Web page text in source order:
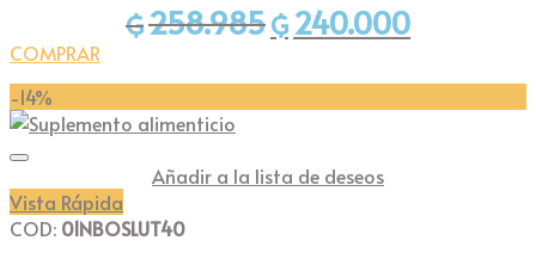
₲258.985 El
precio
₲240.000El
precio
COMPRAR
-14%
Añadir a la lista de deseos
Vista Rápida
COD: 01NBOSLUT40